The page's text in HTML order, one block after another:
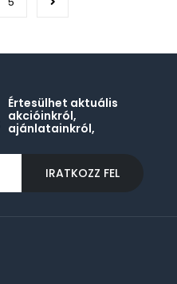
Értesülhet aktuális
akcióinkról,
ajánlatainkról,
IRATKOZZ FEL